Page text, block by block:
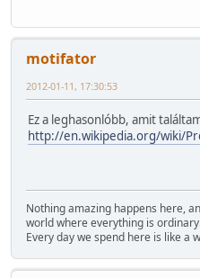
motifator
2012-01-11, 17:30:53
Ez a leghasonlóbb, amit
http://en.wikipedia.org/wiki/
Nothing amazing happens here,
world where everything is
Every day we spend here is like a